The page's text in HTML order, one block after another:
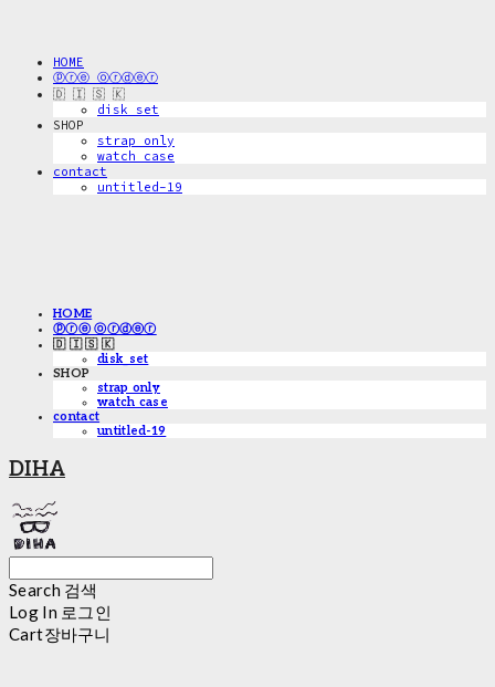
HOME
ⓟⓡⓔ ⓞⓡⓓⓔⓡ
🇩 🇮 🇸 🇰
disk_set
SHOP
strap only
watch case
contact
untitled-19
HOME
ⓟⓡⓔ ⓞⓡⓓⓔⓡ
🇩 🇮 🇸 🇰
disk_set
SHOP
strap only
watch case
contact
untitled-19
DIHA
Search 검색
Log In 로그인
Cart장바구니